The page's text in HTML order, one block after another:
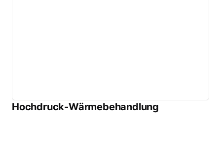
Hochdruck-Wärmebehandlung